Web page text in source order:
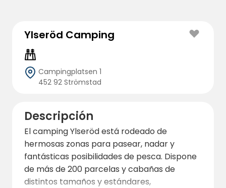
Ylseröd Camping
Campingplatsen 1
452 92 Strömstad
Descripción
El camping Ylseröd está rodeado de
hermosas zonas para pasear, nadar y
fantásticas posibilidades de pesca. Dispone
de más de 200 parcelas y cabañas de
distintos tamaños y estándares,